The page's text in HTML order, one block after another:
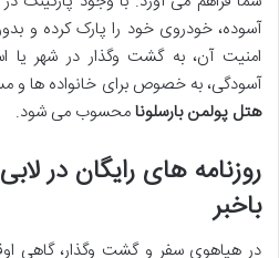
آسوده، خودروی خود را پارک کرده و
امنیت آن، به گشت وگذار در شهر یا
آسودگی، به خصوص برای خانواده ها و
هتل پولمن بارسلونامحسوب می شود.
روزنامه های رایگان در
باخبر
در هیاهوی سفر و گشت وگذار، گاهی